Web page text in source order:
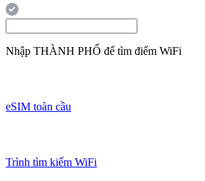
Nhập THÀNH PHỐ để tìm điểm WiFi
eSIM toàn cầu
Trình tìm kiếm WiFi